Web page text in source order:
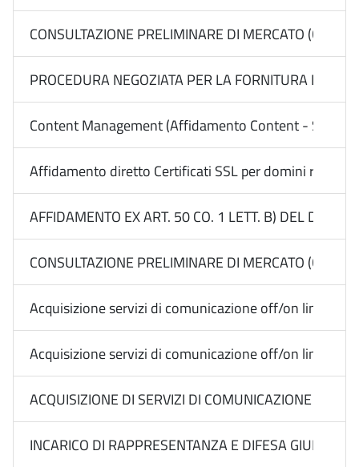
CONSULTAZIONE PRELIMINARE DI MERCATO
PROCEDURA NEGOZIATA PER LA FORNITURA DEL
Content Management (Affidamento Content - Sito) -
Affidamento diretto Certificati SSL per domini
AFFIDAMENTO EX ART. 50 CO. 1 LETT. B) DEL
CONSULTAZIONE PRELIMINARE DI MERCATO
Acquisizione servizi di comunicazione off/on line
Acquisizione servizi di comunicazione off/on line
ACQUISIZIONE DI SERVIZI DI COMUNICAZIONE ON
INCARICO DI RAPPRESENTANZA E DIFESA